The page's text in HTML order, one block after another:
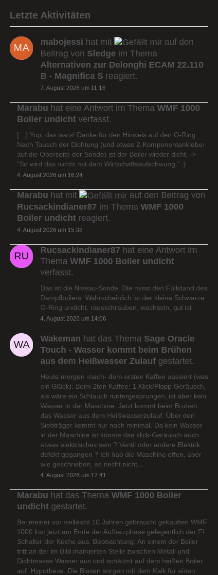
Letzte Aktivitäten
mabojessi hat mit
auf den
Beitrag von Sledge im Thema
Alternativen zur Delonghi ECAM 22.110
B - Magnifica S reagiert.
7. August 2026 um 11:16
Marabu hat eine Antwort im Thema WMF 1000
Boiler undicht verfasst.
[…] Yup, das wars! Danke für den Hinweis auf den O-Ring.
Nach Tausch der Dichtung (und etwas 2-Komponentenkleber
auf die Oberseite der Sonde) ist der Boiler wieder dicht. ->
"So wird das nichts mit dem Wirtschaftsaufschwung." :)
4. August 2026 um 16:24
Marabu hat mit
auf den Beitrag von
Rucsackindianer87 im Thema WMF 1000
Boiler undicht reagiert.
4. August 2026 um 15:38
Rucsackindianer87 hat eine Antwort im
Thema WMF 1000 Boiler undicht
verfasst.
Das ist die Niveau-Sonde. Die misst den Füllstand des
Dampfboilers. Wahrscheinlich ist der kleine Schwarze
O-Ring undicht. rausschrauben, wechseln, gut ist
4. August 2026 um 14:06
Wakeman hat das Thema Sage Oracle
Touch - Wasser kommt beim Brühen
aus dem Heißwasser Zulauf gestartet.
Heute morgen -nach- dem ersten Kaffee passiert (was
ein Glück): Beim 2ten Kaffee: 1 Klick/Plopp Geräusch,
als wäre ein Schlauch runtergesprungen, ist aber kein
Wasser in der Maschine. Jetzt kommt beim Brühen
das Wasser aus dem Heißwasserzulauf. Über den
Siebträger kommt nur noch minimal. Da kein Wasser
in der Maschine ist könnte das klick-Geräusch auch
etwas elektrisches sein ? Ventil oder andere Elektrik
defekt gegangen ? Ich hab die Maschine offen, aber
wie geschrieben, es riecht nicht…
4. August 2026 um 12:41
Marabu hat das Thema WMF 1000 Boiler
undicht gestartet.
Bei meiner vor vielleicht 10 Jahren gebraucht gekauften WMF
1000 löst jetzt am Ende der Aufheizphase gelegentlich der FI
Schalter der Küche aus. Beobachtung: An einem der Boiler
tritt an der im Bild markierten Stelle zwischen Metall und
Dichtmasse Wasser aus und schäumt auf dem heißen Boiler
auf. Hypothese: Die Blasen sorgen mit dem Kalk für einen